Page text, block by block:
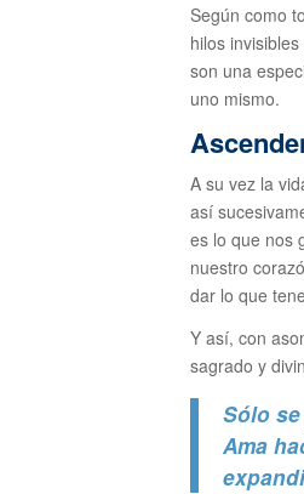
Según como
hilos
son una
uno mismo.
A su vez la
así
es lo que nos
nuestro
dar lo que
Y así, con
sagrado y
Sólo
Ama